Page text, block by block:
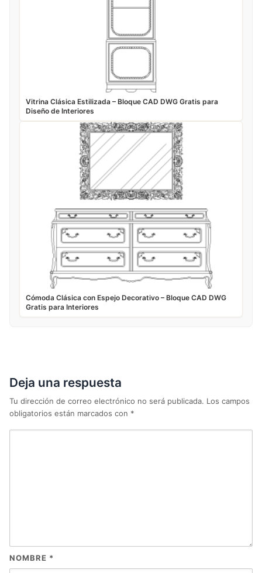
Vitrina Clásica Estilizada – Bloque CAD DWG Gratis para
Diseño de Interiores
Cómoda Clásica con Espejo Decorativo – Bloque CAD DWG
Gratis para Interiores
Deja una respuesta
Tu dirección de correo electrónico no será publicada. Los campos
obligatorios están marcados con *
NOMBRE *